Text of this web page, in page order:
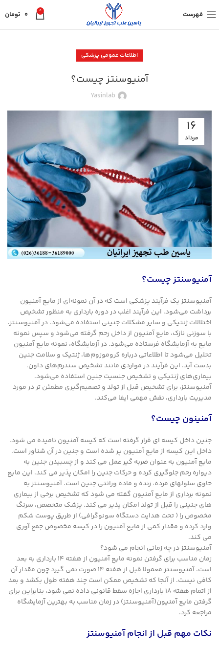
فهرست 0
0 تومان
اطلاعات عمومی پزشکی
آمنیوسنتز چیست؟
Yasinlab
16
مرداد
آمنیوسنتز چیست؟
آمنیوسنتز یک فرآیند پزشکی است که در آن نمونه‌ای از مایع آمنیون
برداشت می‌شود. این فرآیند اغلب در دوره بارداری به منظور تشخیص
اختلالات ژنتیکی و سایر مشکلات جنینی استفاده می‌شود. در آمنیوسنتز،
با سوزنی نازک، مایع آمنیون از داخل رحم گرفته می‌شود و سپس نمونه
مایع به آزمایشگاه فرستاده می‌شود. در آزمایشگاه، نمونه مایع آمنیون
تحلیل می‌شود تا اطلاعاتی درباره کروموزوم‌ها، ژنتیک و سلامت جنین
بدست آید. این فرآیند در مواردی مانند تشخیص سندرم‌های داون،
بیماری‌های ژنتیکی و تشخیص جنسیت جنین استفاده می‌شود.
آمنیوسنتز، برای تشخیص قبل از تولد و تصمیم‌گیری مطمئن تر در مورد
مدیریت بارداری، نقش مهمی ایفا می‌کند.
آمنینون چیست؟
جنین داخل کیسه ای قرار گرفته است که کیسه آمنیون نامیده می شود.
داخل این کیسه از مایع آمنیون پر شده است و جنین در آن شناور است.
مایع آمنیون به عنوان ضربه گیر عمل می کند و از چسبیدن جنین به
دیواره رحم جلوگیری کرده و حرکات جنین را امکان پذیر می کند. این مایع
حاوی سلولهای مرده، زنده و ماده وراثتی جنین است. آمنیوسنتز به
نمونه برداری از مایع آمنیون گفته می شود که تشخیص برخی از بیماری
های جنینی را قبل از تولد امکان پذیر می کند. پزشک متخصص، سرنگ
مخصوص را ( تحت هدایت دستگاه سونوگرافی) از طریق پوست شکم
وارد کرده و مقدار کمی از مایع آمنیون را در کیسه مخصوص جمع آوری
می کند.
آمنیوسنتز در چه زمانی انجام می شود؟
زمان مناسب برای گرفتن نمونه مایع آمنیون از هفته 14 بارداری به بعد
است. آمنیوسنتز معمولا قبل از هفته 14 صورت نمی گیرد چون مقدار آن
کافی نیست. از آنجا که تشخیص ممکن است چند هفته طول بکشد و بعد
از اتمام هفته 18 بارداری اجازه سقط قانونی داده نمی شود، بنابراین برای
گرفتن مایع آمنیون(آمنیوسنتز) در زمان مناسب به بهترین آزمایشگاه
مراجعه کرد.
نکات مهم قبل از انجام آمنیوسنتز